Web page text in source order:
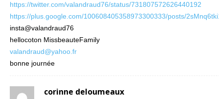
https://twitter.com/valandraud76/status/731807572626440192
https://plus.google.com/100608405358973300333/posts/
insta@valandraud76
hellocoton MissbeauteFamily
valandraud@yahoo.fr
bonne journée
corinne deloumeaux